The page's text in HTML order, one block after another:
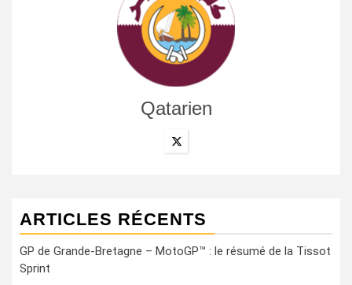
Qatarien
ARTICLES RÉCENTS
GP de Grande-Bretagne – MotoGP™ : le résumé de la Tissot
Sprint